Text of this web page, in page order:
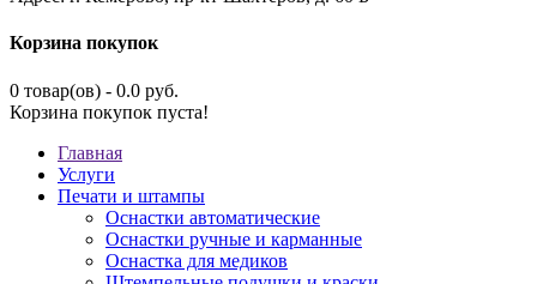
Корзина покупок
0 товар(ов) - 0.0 руб.
Корзина покупок пуста!
Главная
Услуги
Печати и штампы
Оснастки автоматические
Оснастки ручные и карманные
Оснастка для медиков